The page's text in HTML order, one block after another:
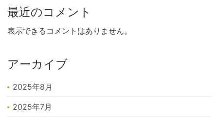
最近のコメント
表示できるコメントはありません。
アーカイブ
2025年8月
2025年7月